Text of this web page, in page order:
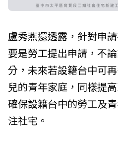
盧秀燕還透露，針對申
要是勞工提出申請，不
分，未來若設籍台中可
兒的青年家庭，同樣提
確保設籍台中的勞工及
注社宅。